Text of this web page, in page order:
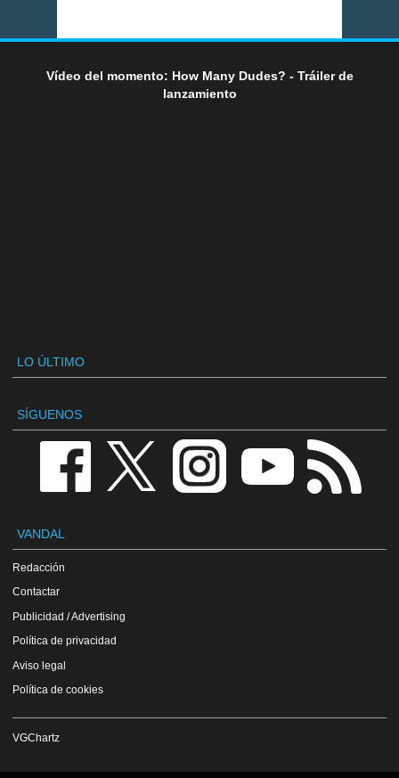
Vídeo del momento: How Many Dudes? - Tráiler de
lanzamiento
LO ÚLTIMO
SÍGUENOS
VANDAL
Redacción
Contactar
Publicidad / Advertising
Política de privacidad
Aviso legal
Política de cookies
VGChartz